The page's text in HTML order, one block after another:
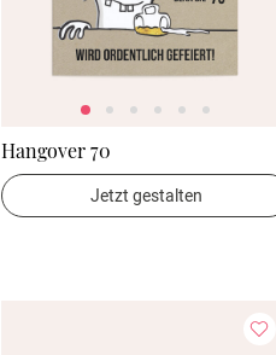
Hangover 70
Jetzt gestalten